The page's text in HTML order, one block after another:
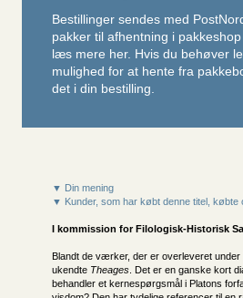
Bestillinger sendes med
pakker til afhentning i
læs mere her. Hvis du behøver
mulighed for at hente fra
det i din bestilling.
▼ Din mening
▼ Kunder, som har købt denne titel, købte
I kommission forFilologisk-Historisk
Blandt de værker, der er overleveret
ukendte Theages . Det er en ganske kort
behandler et kernespørgsmål i Platons